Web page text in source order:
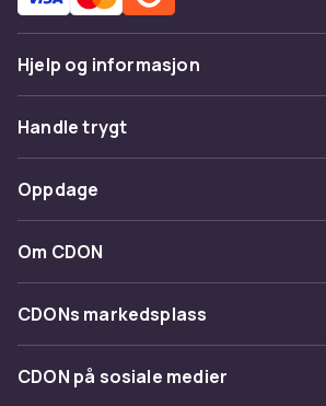
Hjelp og informasjon
Vanlige spørsmål
Spor pakke
Angre & returner her
Kontakt oss
Handle trygt
Betaling
Levering
Tilbakekallinger
Oppdage
Kategorier
Varemerker
Om CDON
Om oss
Kundeanmeldelser
Jobbe på CDON
CDONs markedsplass
Merchant Help Center
CDON på sosiale medier